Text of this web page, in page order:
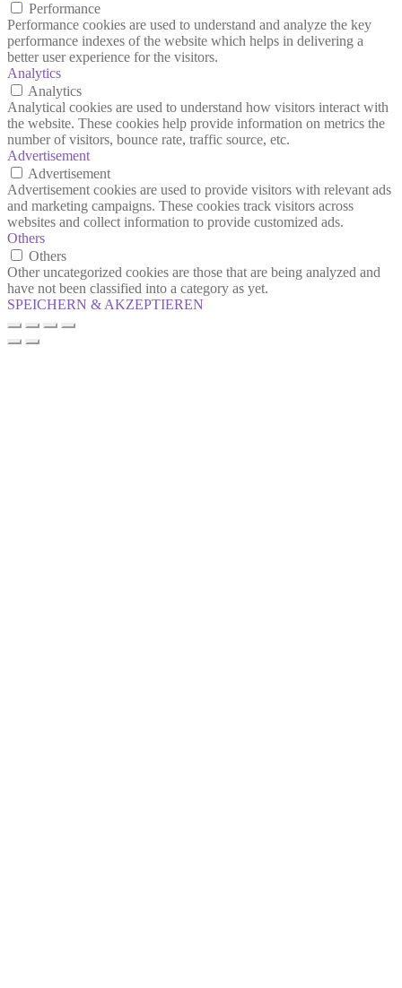
Performance
Performance cookies are used to understand and analyze the key
performance indexes of the website which helps in delivering a
better user experience for the visitors.
Analytics
Analytics
Analytical cookies are used to understand how visitors interact with
the website. These cookies help provide information on metrics the
number of visitors, bounce rate, traffic source, etc.
Advertisement
Advertisement
Advertisement cookies are used to provide visitors with relevant ads
and marketing campaigns. These cookies track visitors across
websites and collect information to provide customized ads.
Others
Others
Other uncategorized cookies are those that are being analyzed and
have not been classified into a category as yet.
SPEICHERN & AKZEPTIEREN